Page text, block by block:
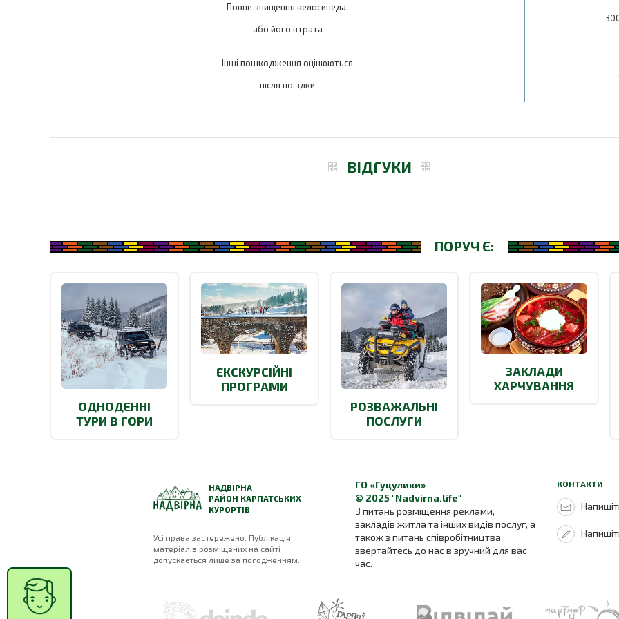
Повне знищення велосипеда,
або його втрата
Інші пошкодження оцінюються
після поїздки
–
ВІДГУКИ
ПОРУЧ Є:
ОДНОДЕННІ
ТУРИ В ГОРИ
ЕКСКУРСІЙНІ
ПРОГРАМИ
РОЗВАЖАЛЬНІ
ПОСЛУГИ
ЗАКЛАДИ
ХАРЧУВАННЯ
НАДВІРНА
РАЙОН КАРПАТСЬКИХ
КУРОРТІВ
Усі права застережено. Публікація
матеріалів розміщених на сайті
допускається лише за погодженням.
ГО «Гуцулики»
© 2025 "Nadvirna.life"
З питань розміщення реклами,
закладів житла та інших видів послуг, а
також з питань співробітництва
звертайтесь до нас в зручний для вас
час.
КОНТАКТИ